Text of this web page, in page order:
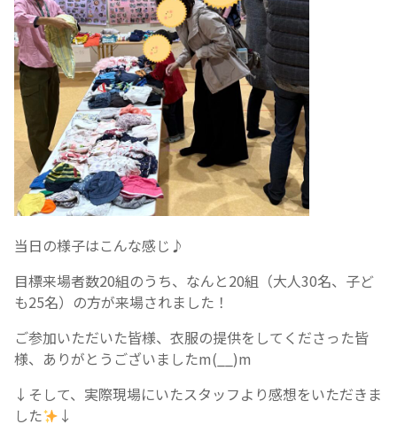
当日の様子はこんな感じ♪
目標来場者数20組のうち、なんと20組（大人30名、子ど
も25名）の方が来場されました！
ご参加いただいた皆様、衣服の提供をしてくださった皆
様、ありがとうございましたm(__)m
↓そして、実際現場にいたスタッフより感想をいただきま
した
↓